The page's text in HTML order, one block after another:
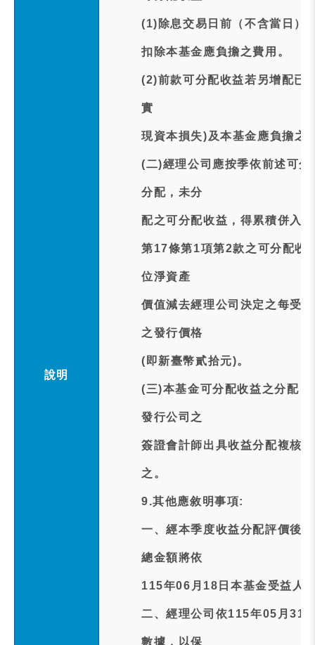
說明
(1)除息交易日前（不含當日）
扣除本基金應負擔之費用。
(2)前款可分配收益若另增配已
實
現資本損失)及本基金應負擔之
(二)經理公司應按季依前述可
分配，未分
配之可分配收益，得累積併入
第17條第1項第2款之可分配收
位淨資產
價值減去經理公司決定之每受
之發行價格
(即新臺幣貳拾元)。
(三)本基金可分配收益之分配
發行公司之
簽證會計師出具收益分配複核
之。
9.其他應敘明事項:
一、經本季度收益分配評價後
總金額將依
115年06月18日本基金受益人
二、經理公司依115年05月31
數據，以保